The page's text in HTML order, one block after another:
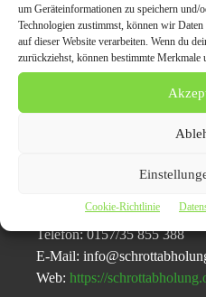
um Geräteinformationen zu speichern und/
Technologien zustimmst, können wir
auf dieser Website verarbeiten. Wenn du
zurückziehst, können bestimmte
Cookie-Richtlinie
info@schrottabholung.org.
Pressekontaktdaten:
Telefon: 0157/35 855 388
E-Mail:
Web: https://